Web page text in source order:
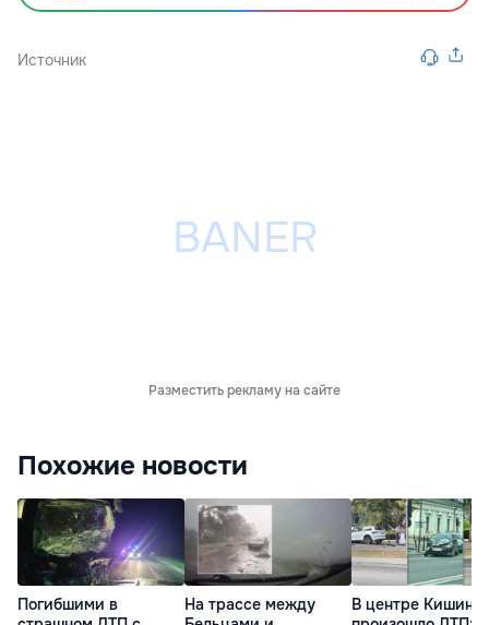
Источник
Разместить рекламу на сайте
Похожие новости
Погибшими в
На трассе между
В центре